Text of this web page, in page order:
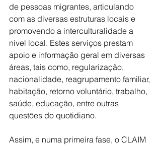
de pessoas migrantes, articulando
com as diversas estruturas locais e
promovendo a interculturalidade a
nível local. Estes serviços prestam
apoio e informação geral em diversas
áreas, tais como, regularização,
nacionalidade, reagrupamento familiar,
habitação, retorno voluntário, trabalho,
saúde, educação, entre outras
questões do quotidiano.
Assim, e numa primeira fase, o CLAIM